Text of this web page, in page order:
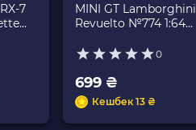
7
MINI GT Lamborghini
Revuelto №774 1:64
0
699 ₴
Кешбек 13 ₴